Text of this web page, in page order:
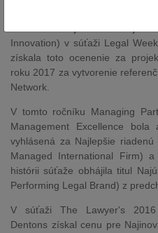
druhý rok po sebe
Innovation) v súťaži Legal
získala toto ocenenie za
roku 2017 za vytvorenie
Network.
V tomto ročníku Managing
Management Excellence bola
vyhlásená za Najlepšie
Managed International Firm)
histórii súťaže obhájila titul
Performing Legal Brand) z
V súťaži The Lawyer's 2016
Dentons získal cenu pre